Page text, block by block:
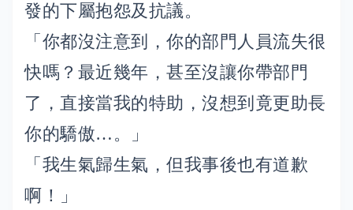
發的下屬抱怨及抗議。
「你都沒注意到，你的部門人員流失很
快嗎？最近幾年，甚至沒讓你帶部門
了，直接當我的特助，沒想到竟更助長
你的驕傲…。」
「我生氣歸生氣，但我事後也有道歉
啊！」